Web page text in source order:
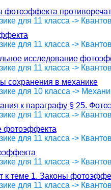
фотоэффекта
для 11 класса ->
для 11 класса ->
исследование
для 11 класса ->
сохранения в механике
для 10 класса ->
к параграфу § 25.
для 11 класса ->
фотоэффекта
для 11 класса ->
для 11 класса ->
к теме 1. Законы
для 11 класса ->